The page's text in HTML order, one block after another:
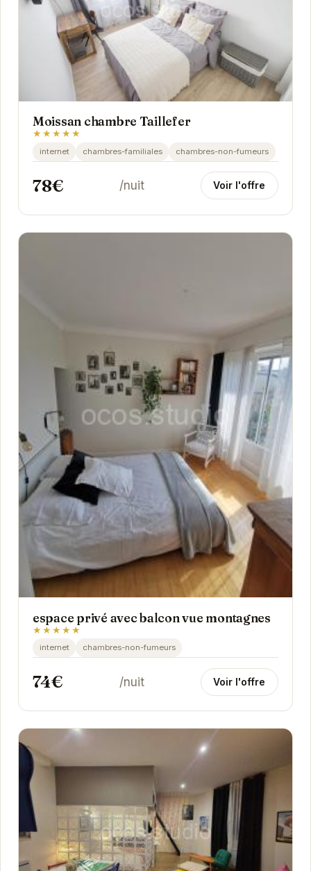
Moissan chambre Taillefer
★★★★★
internet chambres-familiales chambres-non-fumeurs
78€ /nuit Voir l'offre
espace privé avec balcon vue montagnes
★★★★★
internet chambres-non-fumeurs
74€ /nuit Voir l'offre